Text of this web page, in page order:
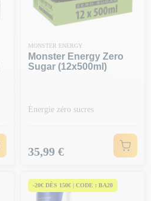
MONSTER ENERGY
Monster Energy Zero
Sugar (12x500ml)
Énergie zéro sucres
Prix
35,99 €
-20€ DÈS 150€ | CODE : BA20